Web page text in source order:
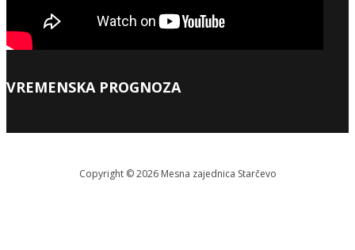
VREMENSKA PROGNOZA
Copyright © 2026 Меsna zajednica Starčevo